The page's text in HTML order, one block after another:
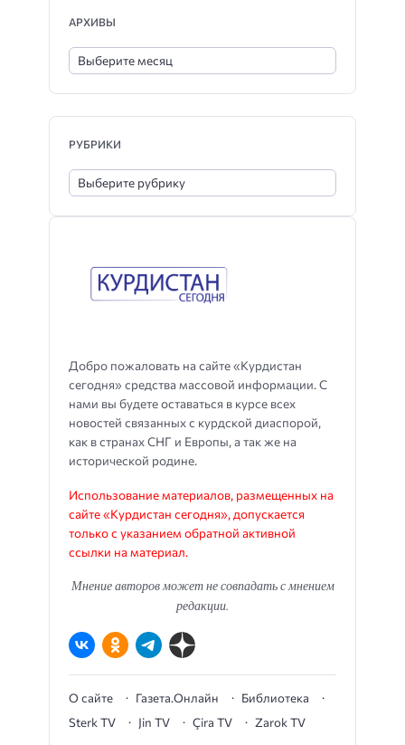
Добро пожаловать на сайте «Курдистан
сегодня» средства массовой информации. С
нами вы будете оставаться в курсе всех
новостей связанных с курдской диаспорой,
как в странах СНГ и Европы, а так же на
исторической родине.
Использование материалов, размещенных на
сайте «Курдистан сегодня», допускается
только с указанием обратной активной
ссылки на материал.
Мнение авторов может не совпадать с мнением
редакции.
О сайте Газета.Онлайн
Библиотека
Sterk TV
Jin TV Çira TV Zarok TV
АРХИВЫ
РУБРИКИ